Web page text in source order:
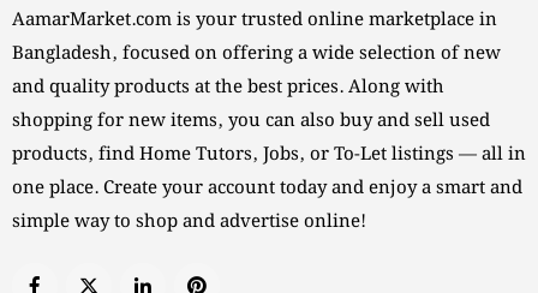
AamarMarket.com is your trusted online marketplace in
Bangladesh, focused on offering a wide selection of new
and quality products at the best prices. Along with
shopping for new items, you can also buy and sell used
products, find Home Tutors, Jobs, or To-Let listings — all in
one place. Create your account today and enjoy a smart and
simple way to shop and advertise online!